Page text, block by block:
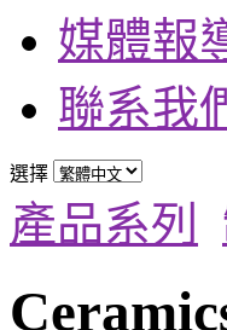
媒體報
聯系我
選擇
產品系列